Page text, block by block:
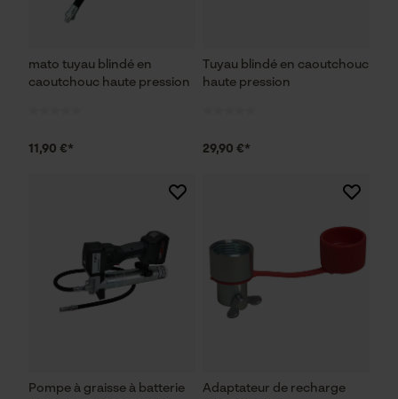
mato tuyau blindé en
caoutchouc haute pression
11,90 €*
Tuyau blindé en caoutchouc
haute pression
29,90 €*
Pompe à graisse à batterie
Adaptateur de recharge